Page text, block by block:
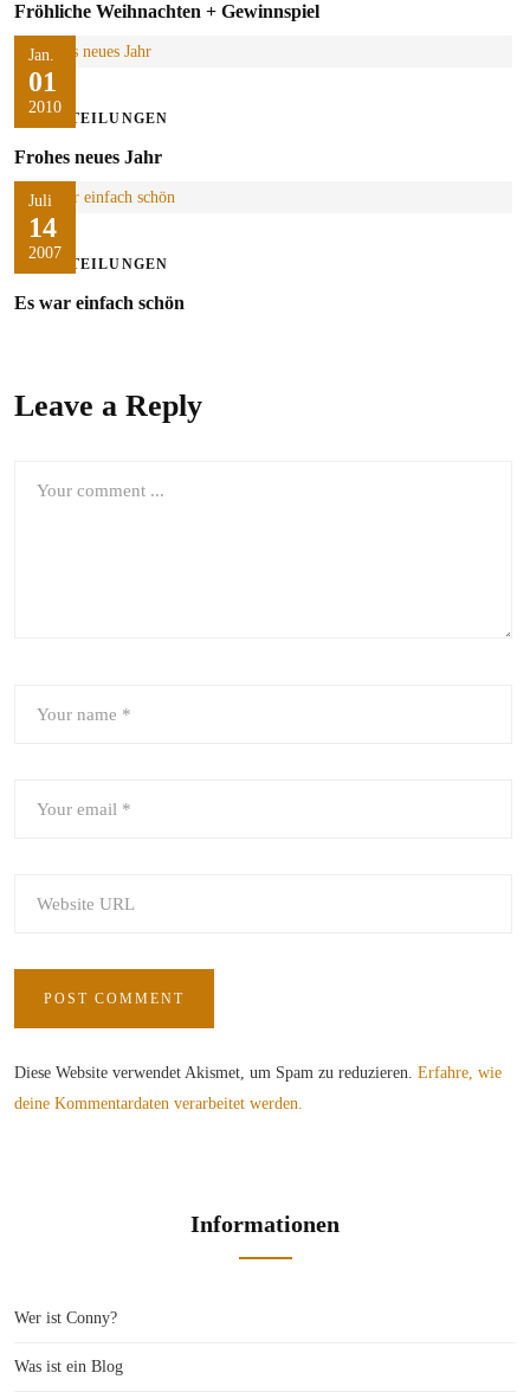
Fröhliche Weihnachten + Gewinnspiel
Jan.
01
2010
MITTEILUNGEN
Frohes neues Jahr
Juli
14
2007
MITTEILUNGEN
Es war einfach schön
Leave a Reply
Diese Website verwendet Akismet, um Spam zu reduzieren. Erfahre, wie
deine Kommentardaten verarbeitet werden.
Informationen
Wer ist Conny?
Was ist ein Blog